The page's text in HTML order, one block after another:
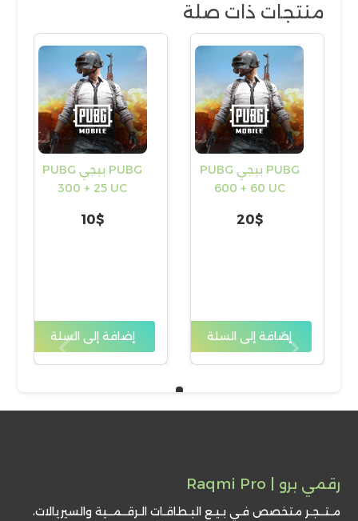
منتجات ذات صلة
PUBG ببجي PUBG
600 + 60 UC
20$
إضافة إلى السلة
PUBG ببجي PUBG
300 + 25 UC
10$
إضافة إلى السلة
رقمي برو | Raqmi Pro
مـتــجـر متخصص فـي بـيـع البـطاقـات الـرقــمــية والسيريالات،